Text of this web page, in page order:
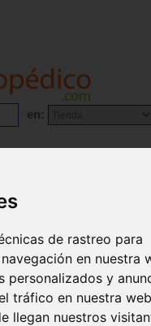
de rastreo para
en nuestra
personalizados y
tráfico en nuestra
llegan nuestros
en: